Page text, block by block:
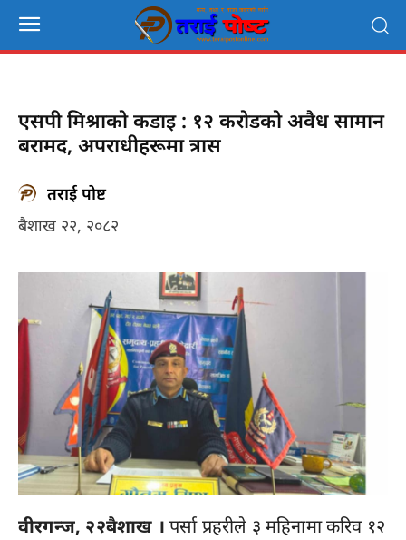
एसपी मिश्राको कडाइ : १२ करोडको अवैध सामान
बरामद, अपराधीहरूमा त्रास
तराई पोष्ट
बैशाख २२, २०८२
वीरगन्ज, २२बैशाख । पर्सा प्रहरीले ३ महिनामा करिव १२